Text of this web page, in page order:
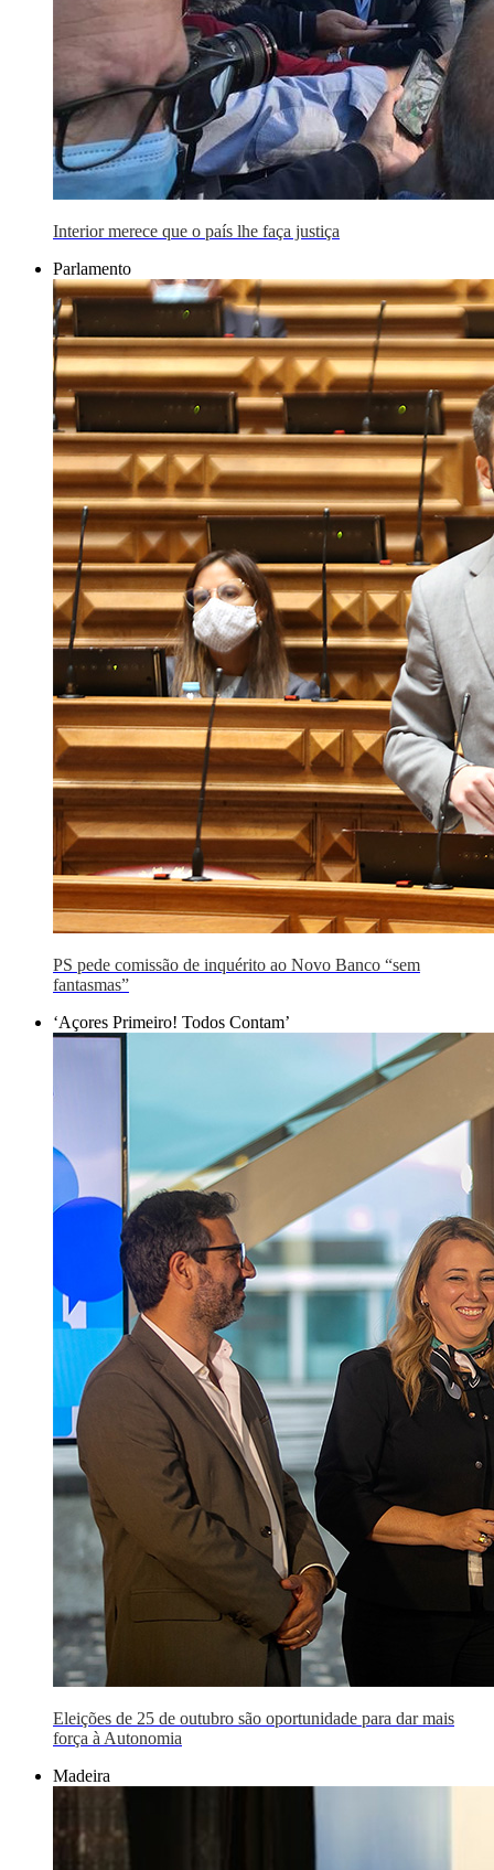
Interior merece que o país lhe faça justiça
Parlamento
PS pede comissão de inquérito ao Novo Banco “sem
fantasmas”
‘Açores Primeiro! Todos Contam’
Eleições de 25 de outubro são oportunidade para dar mais
força à Autonomia
Madeira